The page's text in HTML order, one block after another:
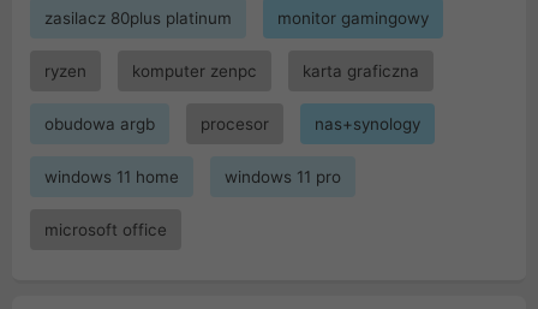
zasilacz 80plus platinum monitor gamingowy
ryzen komputer zenpc karta graficzna
obudowa argb procesor nas+synology
windows 11 home windows 11 pro
microsoft office